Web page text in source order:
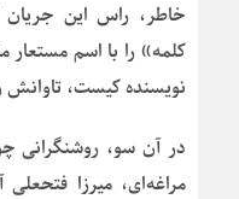
خاطر، راس این
کلمه» را با اسم
نویسنده کیست،
مراغه‌ای، میرزا